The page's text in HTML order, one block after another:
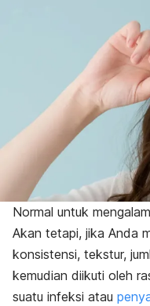
Normal untuk
Akan tetapi, jika Anda
konsistensi, tekstur,
kemudian diikuti oleh
suatu infeksi atau